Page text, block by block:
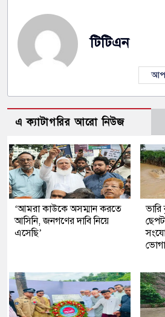
টিটিএন
এ ক্যাটাগরির আরো নিউজ
‘আমরা কাউকে অসম্মান করতে
আসিনি, জনগণের দাবি নিয়ে
এসেছি’
ভারি